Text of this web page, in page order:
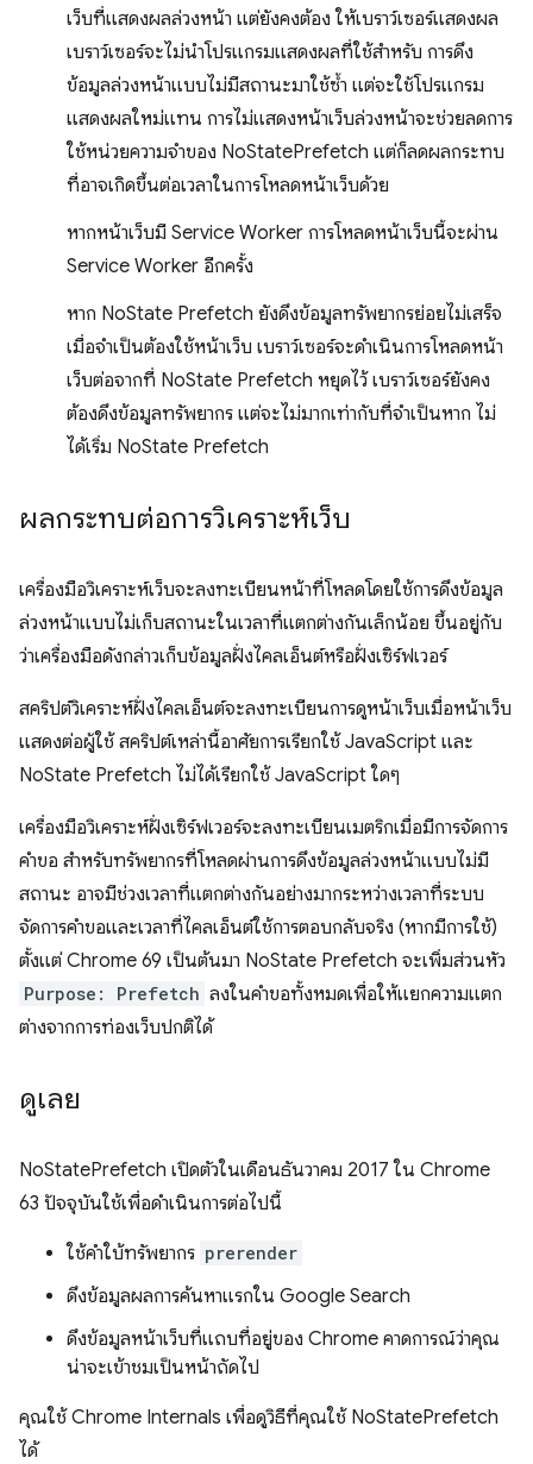
เว็บที่แสดงผลล่วงหน้า แต่ยังคงต้อง ให้เบราว์เซอร์แสดงผล
เบราว์เซอร์จะไม่นำโปรแกรมแสดงผลที่ใช้สำหรับ การดึง
ข้อมูลล่วงหน้าแบบไม่มีสถานะมาใช้ซ้ำ แต่จะใช้โปรแกรม
แสดงผลใหม่แทน การไม่แสดงหน้าเว็บล่วงหน้าจะช่วยลดการ
ใช้หน่วยความจำของ NoStatePrefetch แต่ก็ลดผลกระทบ
ที่อาจเกิดขึ้นต่อเวลาในการโหลดหน้าเว็บด้วย
หากหน้าเว็บมี Service Worker การโหลดหน้าเว็บนี้จะผ่าน
Service Worker อีกครั้ง
หาก NoState Prefetch ยังดึงข้อมูลทรัพยากรย่อยไม่เสร็จ
เมื่อจำเป็นต้องใช้หน้าเว็บ เบราว์เซอร์จะดำเนินการโหลดหน้า
เว็บต่อจากที่ NoState Prefetch หยุดไว้ เบราว์เซอร์ยังคง
ต้องดึงข้อมูลทรัพยากร แต่จะไม่มากเท่ากับที่จำเป็นหาก ไม่
ได้เริ่ม NoState Prefetch
ผลกระทบต่อการวิเคราะห์เว็บ
เครื่องมือวิเคราะห์เว็บจะลงทะเบียนหน้าที่โหลดโดยใช้การดึงข้อมูล
ล่วงหน้าแบบไม่เก็บสถานะในเวลาที่แตกต่างกันเล็กน้อย ขึ้นอยู่กับ
ว่าเครื่องมือดังกล่าวเก็บข้อมูลฝั่งไคลเอ็นต์หรือฝั่งเซิร์ฟเวอร์
สคริปต์วิเคราะห์ฝั่งไคลเอ็นต์จะลงทะเบียนการดูหน้าเว็บเมื่อหน้าเว็บ
แสดงต่อผู้ใช้ สคริปต์เหล่านี้อาศัยการเรียกใช้ JavaScript และ
NoState Prefetch ไม่ได้เรียกใช้ JavaScript ใดๆ
เครื่องมือวิเคราะห์ฝั่งเซิร์ฟเวอร์จะลงทะเบียนเมตริกเมื่อมีการจัดการ
คำขอ สำหรับทรัพยากรที่โหลดผ่านการดึงข้อมูลล่วงหน้าแบบไม่มี
สถานะ อาจมีช่วงเวลาที่แตกต่างกันอย่างมากระหว่างเวลาที่ระบบ
จัดการคำขอและเวลาที่ไคลเอ็นต์ใช้การตอบกลับจริง (หากมีการใช้)
ตั้งแต่ Chrome 69 เป็นต้นมา NoState Prefetch จะเพิ่มส่วนหัว
Purpose: Prefetch ลงในคำขอทั้งหมดเพื่อให้แยกความแตก
ต่างจากการท่องเว็บปกติได้
ดูเลย
NoStatePrefetch เปิดตัวในเดือนธันวาคม 2017 ใน Chrome
63 ปัจจุบันใช้เพื่อดำเนินการต่อไปนี้
ใช้คำใบ้ทรัพยากร prerender
ดึงข้อมูลผลการค้นหาแรกใน Google Search
ดึงข้อมูลหน้าเว็บที่แถบที่อยู่ของ Chrome คาดการณ์ว่าคุณ
น่าจะเข้าชมเป็นหน้าถัดไป
คุณใช้ Chrome Internals เพื่อดูวิธีที่คุณใช้ NoStatePrefetch
ได้